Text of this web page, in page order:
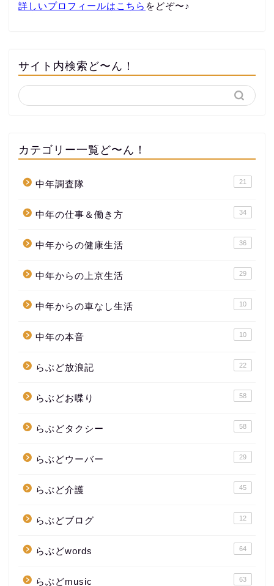
詳しいプロフィールはこちら をどぞ〜♪
サイト内検索ど〜ん！
カテゴリー一覧ど〜ん！
中年調査隊 21
中年の仕事＆働き方 34
中年からの健康生活 36
中年からの上京生活 29
中年からの車なし生活 10
中年の本音 10
らぶど放浪記 22
らぶどお喋り 58
らぶどタクシー 58
らぶどウーバー 29
らぶど介護 45
らぶどブログ 12
らぶどwords 64
らぶどmusic 63